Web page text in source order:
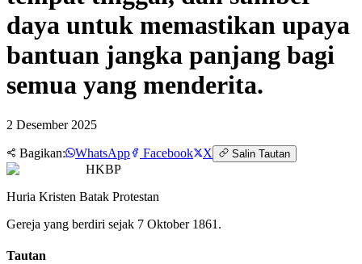
daya untuk memastikan upaya
bantuan jangka panjang bagi
semua yang menderita.
2 Desember 2025
Bagikan: WhatsApp Facebook X Salin Tautan
HKBP
Huria Kristen Batak Protestan
Gereja yang berdiri sejak 7 Oktober 1861.
Tautan